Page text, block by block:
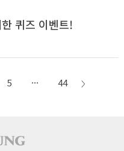
퀴즈 이벤트!
5 ··· 44
다음